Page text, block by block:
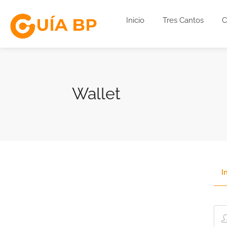
Inicio Tres Cantos
Wallet